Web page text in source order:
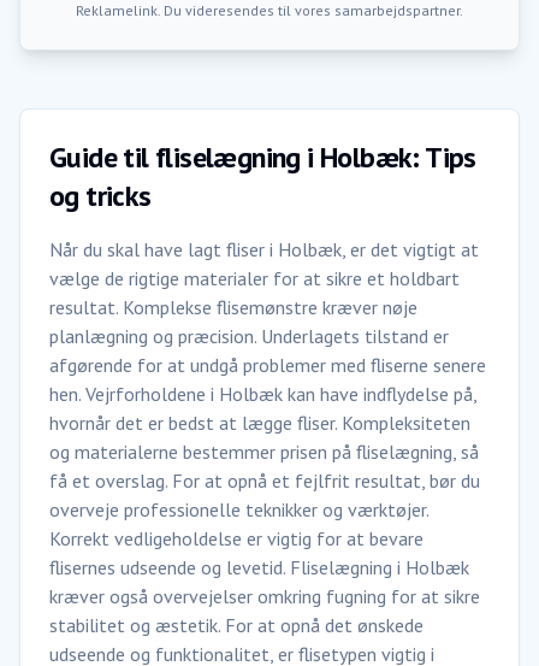
Reklamelink. Du videresendes til vores samarbejdspartner.
Guide til fliselægning i Holbæk: Tips
og tricks
Når du skal have lagt fliser i Holbæk, er det vigtigt at
vælge de rigtige materialer for at sikre et holdbart
resultat. Komplekse flisemønstre kræver nøje
planlægning og præcision. Underlagets tilstand er
afgørende for at undgå problemer med fliserne senere
hen. Vejrforholdene i Holbæk kan have indflydelse på,
hvornår det er bedst at lægge fliser. Kompleksiteten
og materialerne bestemmer prisen på fliselægning, så
få et overslag. For at opnå et fejlfrit resultat, bør du
overveje professionelle teknikker og værktøjer.
Korrekt vedligeholdelse er vigtig for at bevare
flisernes udseende og levetid. Fliselægning i Holbæk
kræver også overvejelser omkring fugning for at sikre
stabilitet og æstetik. For at opnå det ønskede
udseende og funktionalitet, er flisetypen vigtig i